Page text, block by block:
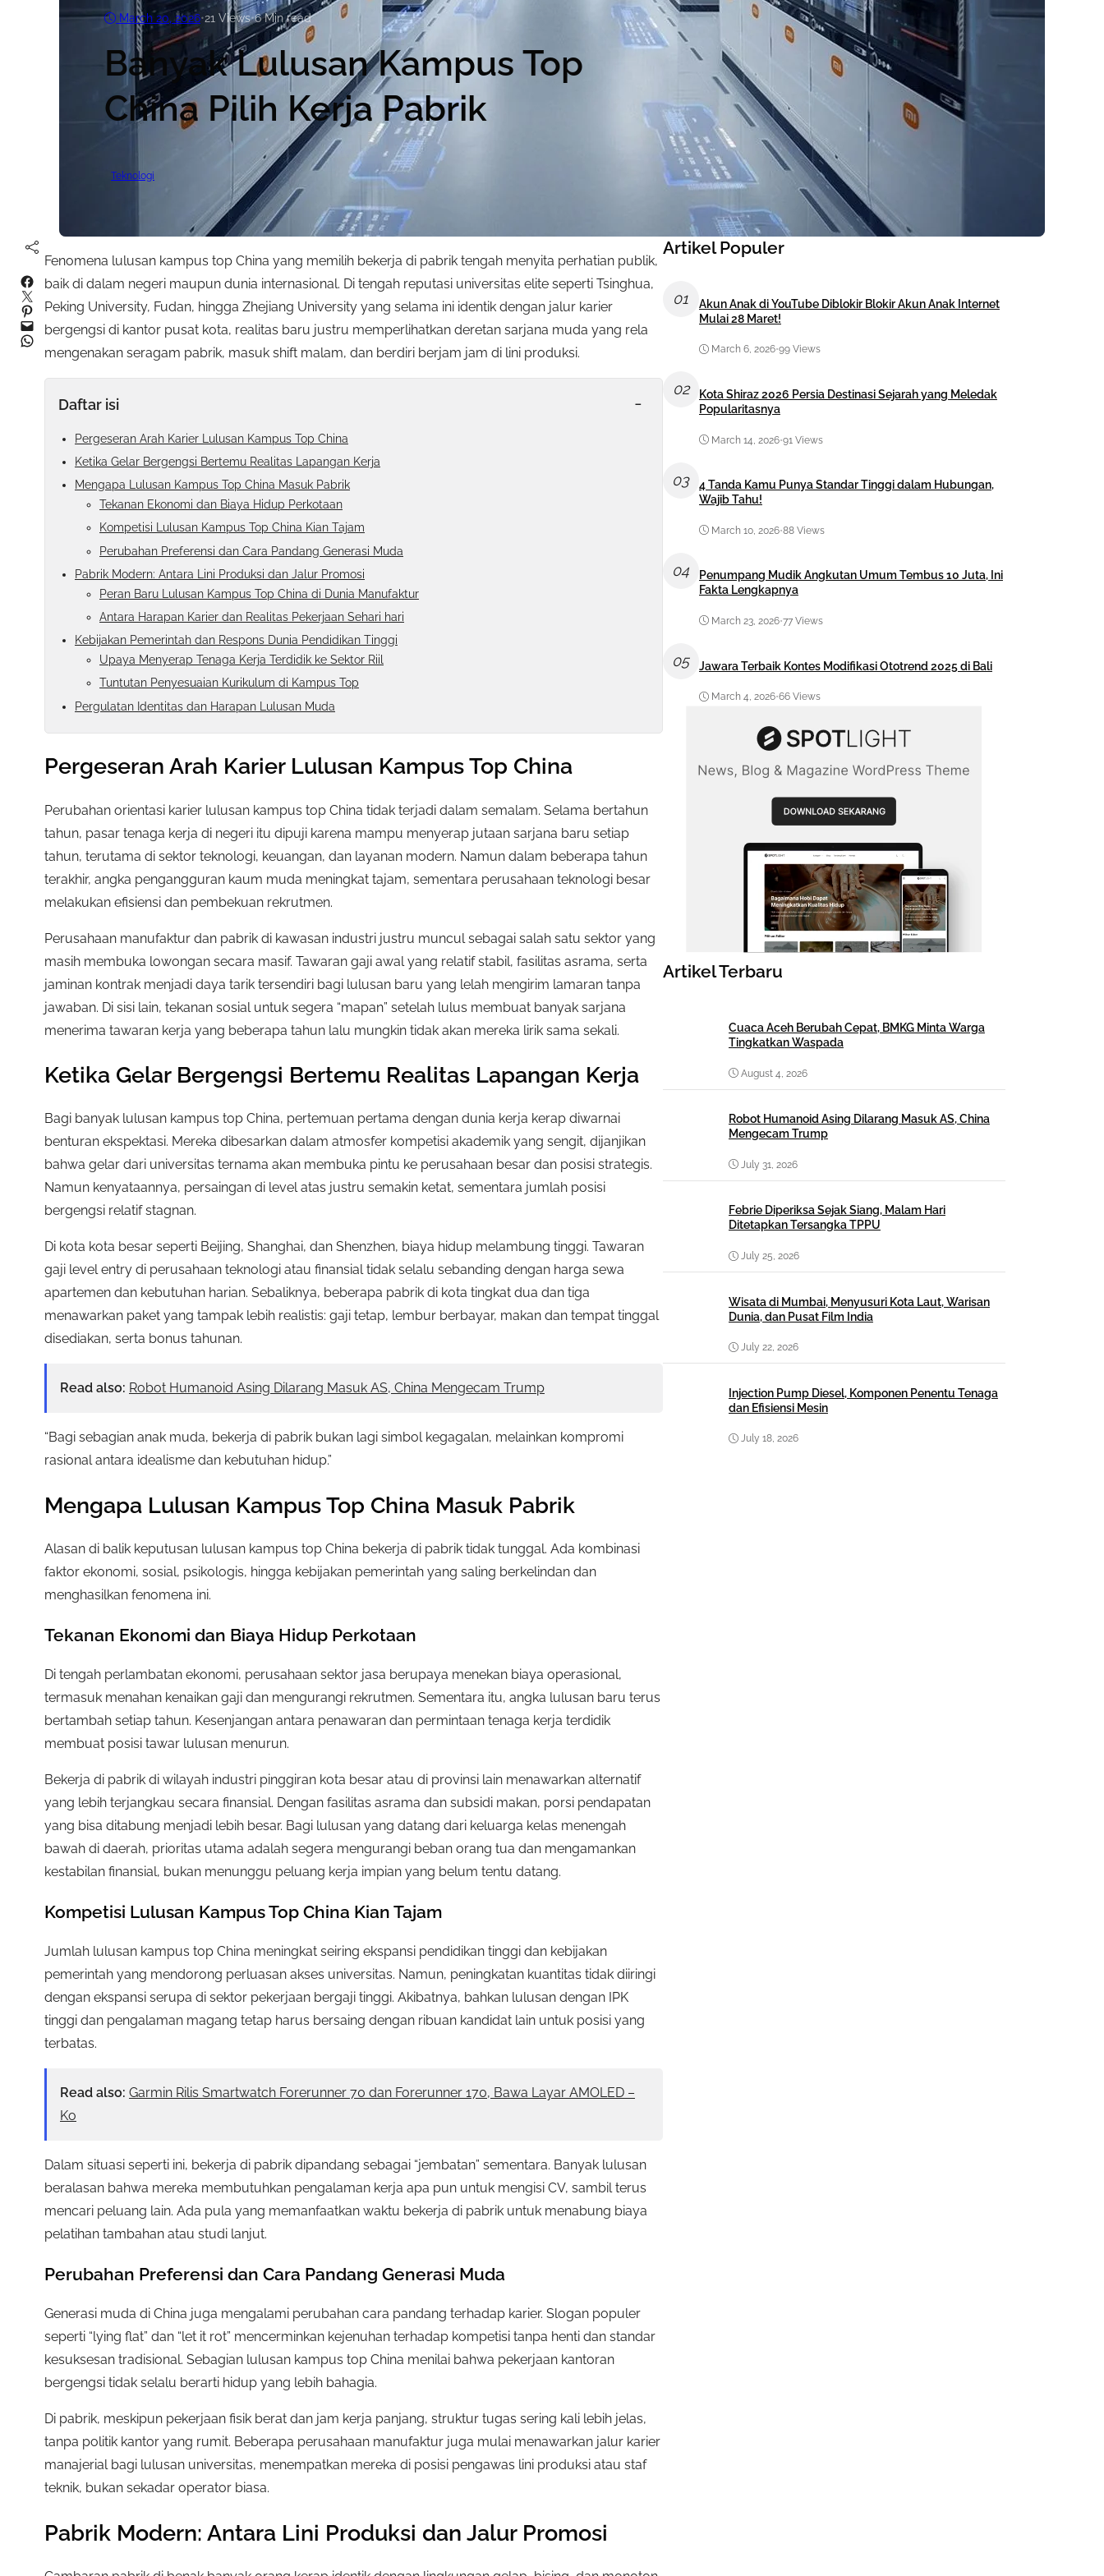
March 20, 2026•21 Views•6 Min read
Banyak Lulusan Kampus Top
China Pilih Kerja Pabrik
Teknologi
Facebook
Twitter
Pinterest
Mail
WhatsApp
Fenomena lulusan kampus top China yang memilih bekerja di pabrik tengah menyita perhatian publik,
baik di dalam negeri maupun dunia internasional. Di tengah reputasi universitas elite seperti Tsinghua,
Peking University, Fudan, hingga Zhejiang University yang selama ini identik dengan jalur karier
bergengsi di kantor pusat kota, realitas baru justru memperlihatkan deretan sarjana muda yang rela
mengenakan seragam pabrik, masuk shift malam, dan berdiri berjam jam di lini produksi.
Daftar isi -
Pergeseran Arah Karier Lulusan Kampus Top China
Ketika Gelar Bergengsi Bertemu Realitas Lapangan Kerja
Mengapa Lulusan Kampus Top China Masuk Pabrik
Tekanan Ekonomi dan Biaya Hidup Perkotaan
Kompetisi Lulusan Kampus Top China Kian Tajam
Perubahan Preferensi dan Cara Pandang Generasi Muda
Pabrik Modern: Antara Lini Produksi dan Jalur Promosi
Peran Baru Lulusan Kampus Top China di Dunia Manufaktur
Antara Harapan Karier dan Realitas Pekerjaan Sehari hari
Kebijakan Pemerintah dan Respons Dunia Pendidikan Tinggi
Upaya Menyerap Tenaga Kerja Terdidik ke Sektor Riil
Tuntutan Penyesuaian Kurikulum di Kampus Top
Pergulatan Identitas dan Harapan Lulusan Muda
Pergeseran Arah Karier Lulusan Kampus Top China
Perubahan orientasi karier lulusan kampus top China tidak terjadi dalam semalam. Selama bertahun
tahun, pasar tenaga kerja di negeri itu dipuji karena mampu menyerap jutaan sarjana baru setiap
tahun, terutama di sektor teknologi, keuangan, dan layanan modern. Namun dalam beberapa tahun
terakhir, angka pengangguran kaum muda meningkat tajam, sementara perusahaan teknologi besar
melakukan efisiensi dan pembekuan rekrutmen.
Perusahaan manufaktur dan pabrik di kawasan industri justru muncul sebagai salah satu sektor yang
masih membuka lowongan secara masif. Tawaran gaji awal yang relatif stabil, fasilitas asrama, serta
jaminan kontrak menjadi daya tarik tersendiri bagi lulusan baru yang lelah mengirim lamaran tanpa
jawaban. Di sisi lain, tekanan sosial untuk segera “mapan” setelah lulus membuat banyak sarjana
menerima tawaran kerja yang beberapa tahun lalu mungkin tidak akan mereka lirik sama sekali.
Ketika Gelar Bergengsi Bertemu Realitas Lapangan Kerja
Bagi banyak lulusan kampus top China, pertemuan pertama dengan dunia kerja kerap diwarnai
benturan ekspektasi. Mereka dibesarkan dalam atmosfer kompetisi akademik yang sengit, dijanjikan
bahwa gelar dari universitas ternama akan membuka pintu ke perusahaan besar dan posisi strategis.
Namun kenyataannya, persaingan di level atas justru semakin ketat, sementara jumlah posisi
bergengsi relatif stagnan.
Di kota kota besar seperti Beijing, Shanghai, dan Shenzhen, biaya hidup melambung tinggi. Tawaran
gaji level entry di perusahaan teknologi atau finansial tidak selalu sebanding dengan harga sewa
apartemen dan kebutuhan harian. Sebaliknya, beberapa pabrik di kota tingkat dua dan tiga
menawarkan paket yang tampak lebih realistis: gaji tetap, lembur berbayar, makan dan tempat tinggal
disediakan, serta bonus tahunan.
Read also: Robot Humanoid Asing Dilarang Masuk AS, China Mengecam Trump
“Bagi sebagian anak muda, bekerja di pabrik bukan lagi simbol kegagalan, melainkan kompromi
rasional antara idealisme dan kebutuhan hidup.”
Mengapa Lulusan Kampus Top China Masuk Pabrik
Alasan di balik keputusan lulusan kampus top China bekerja di pabrik tidak tunggal. Ada kombinasi
faktor ekonomi, sosial, psikologis, hingga kebijakan pemerintah yang saling berkelindan dan
menghasilkan fenomena ini.
Tekanan Ekonomi dan Biaya Hidup Perkotaan
Di tengah perlambatan ekonomi, perusahaan sektor jasa berupaya menekan biaya operasional,
termasuk menahan kenaikan gaji dan mengurangi rekrutmen. Sementara itu, angka lulusan baru terus
bertambah setiap tahun. Kesenjangan antara penawaran dan permintaan tenaga kerja terdidik
membuat posisi tawar lulusan menurun.
Bekerja di pabrik di wilayah industri pinggiran kota besar atau di provinsi lain menawarkan alternatif
yang lebih terjangkau secara finansial. Dengan fasilitas asrama dan subsidi makan, porsi pendapatan
yang bisa ditabung menjadi lebih besar. Bagi lulusan yang datang dari keluarga kelas menengah
bawah di daerah, prioritas utama adalah segera mengurangi beban orang tua dan mengamankan
kestabilan finansial, bukan menunggu peluang kerja impian yang belum tentu datang.
Kompetisi Lulusan Kampus Top China Kian Tajam
Jumlah lulusan kampus top China meningkat seiring ekspansi pendidikan tinggi dan kebijakan
pemerintah yang mendorong perluasan akses universitas. Namun, peningkatan kuantitas tidak diiringi
dengan ekspansi serupa di sektor pekerjaan bergaji tinggi. Akibatnya, bahkan lulusan dengan IPK
tinggi dan pengalaman magang tetap harus bersaing dengan ribuan kandidat lain untuk posisi yang
terbatas.
Read also: Garmin Rilis Smartwatch Forerunner 70 dan Forerunner 170, Bawa Layar AMOLED –
Ko
Dalam situasi seperti ini, bekerja di pabrik dipandang sebagai “jembatan” sementara. Banyak lulusan
beralasan bahwa mereka membutuhkan pengalaman kerja apa pun untuk mengisi CV, sambil terus
mencari peluang lain. Ada pula yang memanfaatkan waktu bekerja di pabrik untuk menabung biaya
pelatihan tambahan atau studi lanjut.
Perubahan Preferensi dan Cara Pandang Generasi Muda
Generasi muda di China juga mengalami perubahan cara pandang terhadap karier. Slogan populer
seperti “lying flat” dan “let it rot” mencerminkan kejenuhan terhadap kompetisi tanpa henti dan standar
kesuksesan tradisional. Sebagian lulusan kampus top China menilai bahwa pekerjaan kantoran
bergengsi tidak selalu berarti hidup yang lebih bahagia.
Di pabrik, meskipun pekerjaan fisik berat dan jam kerja panjang, struktur tugas sering kali lebih jelas,
tanpa politik kantor yang rumit. Beberapa perusahaan manufaktur juga mulai menawarkan jalur karier
manajerial bagi lulusan universitas, menempatkan mereka di posisi pengawas lini produksi atau staf
teknik, bukan sekadar operator biasa.
Pabrik Modern: Antara Lini Produksi dan Jalur Promosi
Artikel Populer
01
Akun Anak di YouTube Diblokir Blokir Akun Anak Internet
Mulai 28 Maret!
March 6, 2026•99 Views
02
Kota Shiraz 2026 Persia Destinasi Sejarah yang Meledak
Popularitasnya
March 14, 2026•91 Views
03
4 Tanda Kamu Punya Standar Tinggi dalam Hubungan,
Wajib Tahu!
March 10, 2026•88 Views
04
Penumpang Mudik Angkutan Umum Tembus 10 Juta, Ini
Fakta Lengkapnya
March 23, 2026•77 Views
05 Jawara Terbaik Kontes Modifikasi Ototrend 2025 di Bali
March 4, 2026•66 Views
Artikel Terbaru
Cuaca Aceh Berubah Cepat, BMKG Minta Warga
Tingkatkan Waspada
August 4, 2026
Robot Humanoid Asing Dilarang Masuk AS, China
Mengecam Trump
July 31, 2026
Febrie Diperiksa Sejak Siang, Malam Hari
Ditetapkan Tersangka TPPU
July 25, 2026
Wisata di Mumbai, Menyusuri Kota Laut, Warisan
Dunia, dan Pusat Film India
July 22, 2026
Injection Pump Diesel, Komponen Penentu Tenaga
dan Efisiensi Mesin
July 18, 2026